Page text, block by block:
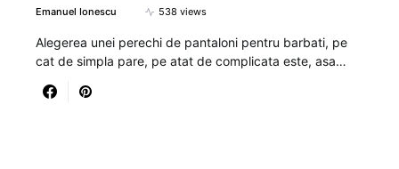
Emanuel Ionescu 538 views
Alegerea unei perechi de pantaloni pentru barbati, pe
cat de simpla pare, pe atat de complicata este, asa…